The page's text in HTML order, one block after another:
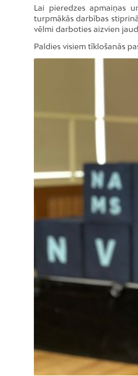
Lai pieredzes apmaiņas
turpmākās darbības
vēlmi darboties aizvien
Paldies visiem tīklošanās